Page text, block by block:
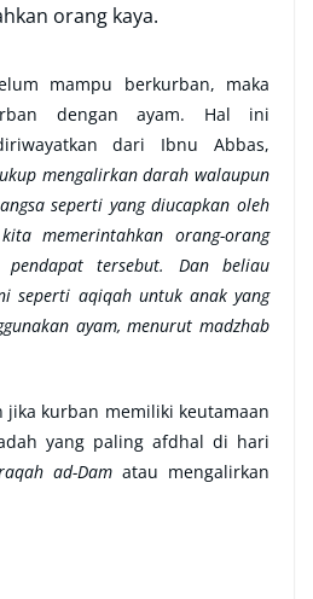
orang kaya.
mampu berkurban, maka
dengan ayam. Hal ini
dari Ibnu Abbas,
mengalirkan darah walaupun
seperti yang diucapkan oleh
memerintahkan orang-orang
tersebut. Dan beliau
seperti aqiqah untuk anak yang
ayam, menurut madzhab
jika kurban memiliki keutamaan
yang paling afdhal di hari
ad-Dam atau mengalirkan